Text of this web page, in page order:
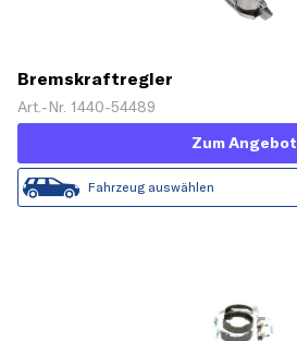
Bremskraftregler
Art.-Nr. 1440-54489
Zum Angebot
Fahrzeug auswählen